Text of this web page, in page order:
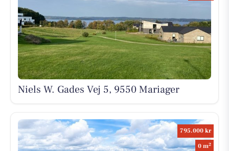
Niels W. Gades Vej 5, 9550 Mariager
795.000 kr
0 m2